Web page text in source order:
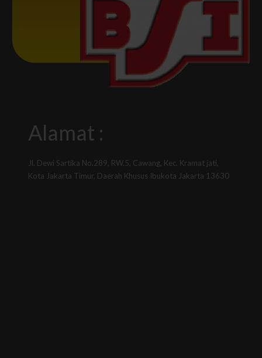
Alamat :
Jl. Dewi Sartika No.289, RW.5, Cawang, Kec. Kramat jati,
Kota Jakarta Timur, Daerah Khusus Ibukota Jakarta 13630